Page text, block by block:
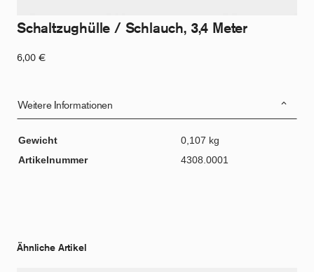
Schaltzughülle / Schlauch, 3,4 Meter
6,00 €
Weitere Informationen
Gewicht
0,107 kg
Artikelnummer
4308.0001
Ähnliche Artikel